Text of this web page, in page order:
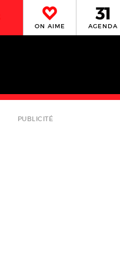
ON AIME AGENDA
PUBLICITÉ